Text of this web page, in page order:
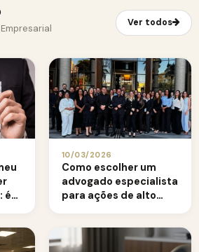
Ver todos
é
10/03/2026
Como escolher um
advogado especialista
para ações de alto